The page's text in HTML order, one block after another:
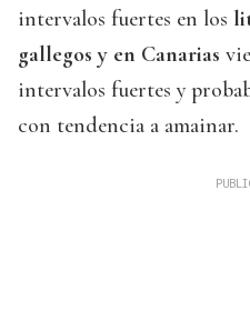
intervalos fuertes en los
gallegos y en Canarias
intervalos fuertes y
con tendencia a amainar.